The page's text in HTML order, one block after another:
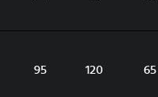
95 120 65